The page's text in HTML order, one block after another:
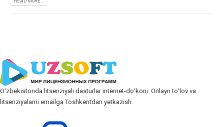
Oʻzbekistonda litsenziyali dasturlar internet-doʻkoni. Onlayn toʻlov va
litsenziyalarni emailga Toshkentdan yetkazish.